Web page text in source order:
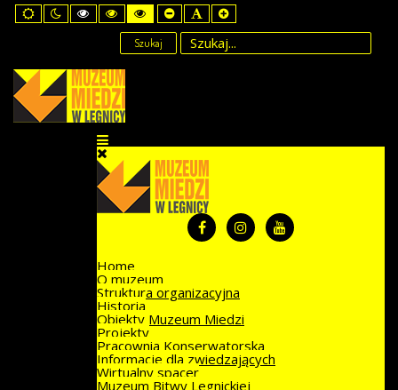
Default
mode
Night
mode
High
Contrast
mode
High
Contrast
Black
Yellow
mode
High
Contrast
Yellow
Black
mode
Set
Smaller
Font
Set
Default
Font
Set
Larger
Font
Szukaj
Home
O muzeum
Struktura organizacyjna
Historia
Obiekty Muzeum Miedzi
Projekty
Pracownia Konserwatorska
Informacje dla zwiedzających
Wirtualny spacer
Muzeum Bitwy Legnickiej